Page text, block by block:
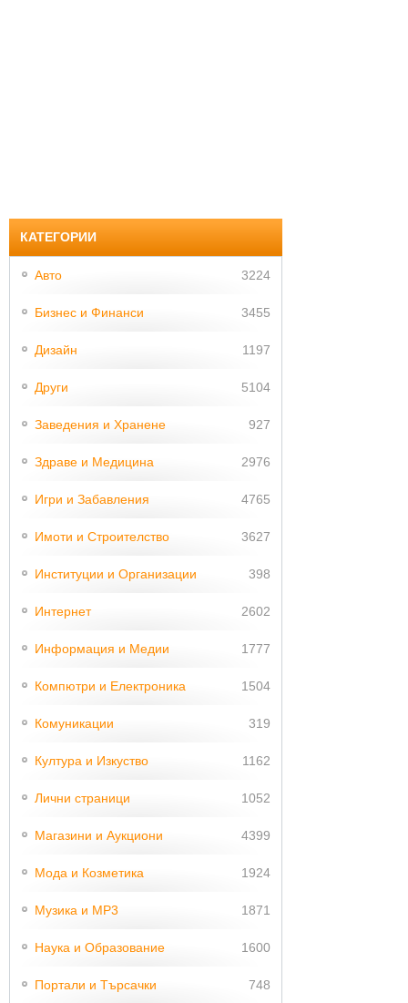
КАТЕГОРИИ
Авто 3224
Бизнес и Финанси 3455
Дизайн 1197
Други 5104
Заведения и Хранене 927
Здраве и Медицина 2976
Игри и Забавления 4765
Имоти и Строителство 3627
Институции и Организации 398
Интернет 2602
Информация и Медии 1777
Компютри и Електроника 1504
Комуникации 319
Култура и Изкуство 1162
Лични страници 1052
Магазини и Аукциони 4399
Мода и Козметика 1924
Музика и MP3 1871
Наука и Образование 1600
Портали и Търсачки 748